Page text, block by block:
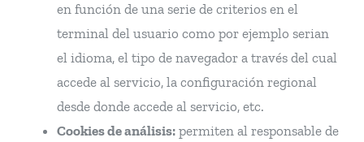
en función de una serie de criterios en el
terminal del usuario como por ejemplo serian
el idioma, el tipo de navegador a través del cual
accede al servicio, la configuración regional
desde donde accede al servicio, etc.
Cookies de análisis: permiten al responsable de